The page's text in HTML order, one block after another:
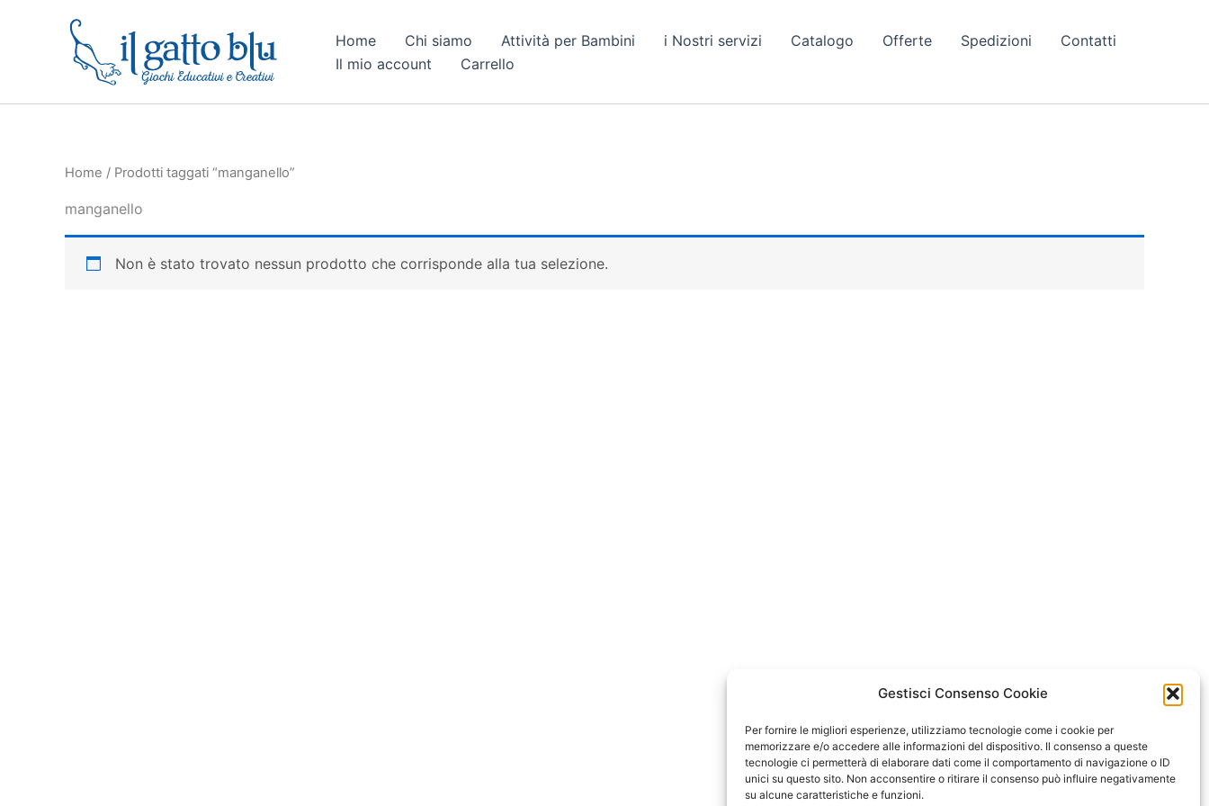
Gestisci Consenso Cookie
Per fornire le migliori esperienze, utilizziamo tecnologie come i cookie per
memorizzare e/o accedere alle informazioni del dispositivo. Il consenso a queste
tecnologie ci permetterà di elaborare dati come il comportamento di navigazione o ID
unici su questo sito. Non acconsentire o ritirare il consenso può influire negativamente
su alcune caratteristiche e funzioni.
Home Chi siamo Attività per Bambini i Nostri servizi Catalogo Offerte Spedizioni
Contatti
Il mio account
Carrello
Home / Prodotti taggati “manganello”
manganello
Non è stato trovato nessun prodotto che corrisponde alla tua selezione.